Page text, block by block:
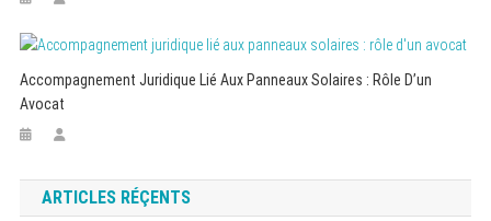
Accompagnement Juridique Lié Aux Panneaux Solaires : Rôle D’un
Avocat
ARTICLES RÉÇENTS